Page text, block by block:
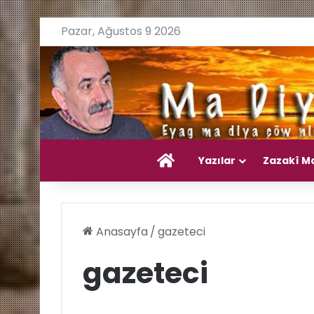
Pazar, Ağustos 9 2026
Ana Sayfa
Yazılar Zazakî
Anasayfa /gazeteci
gazeteci